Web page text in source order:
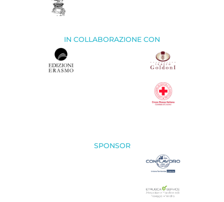
IN COLLABORAZIONE CON
SPONSOR